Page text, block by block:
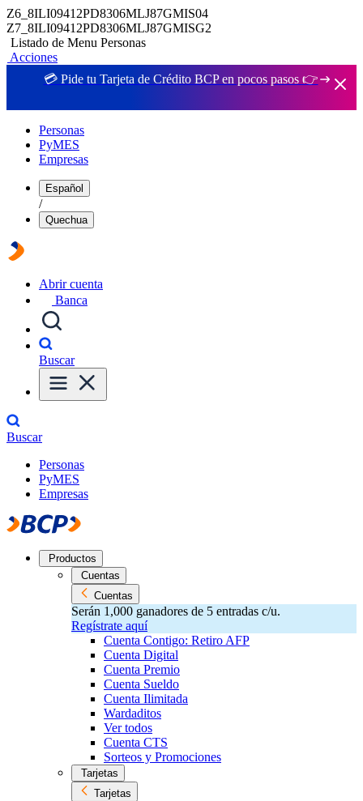
Z6_8ILI09412PD8306MLJ87GMIS04
Z7_8ILI09412PD8306MLJ87GMISG2
Listado de Menu Personas
Acciones
💳 Pide tu Tarjeta de Crédito BCP en pocos pasos 👉
Personas
PyMES
Empresas
Español
/
Quechua
Abrir cuenta
Banca
Buscar
Buscar
Personas
PyMES
Empresas
Productos
Cuentas
Cuentas
Serán 1,000 ganadores de 5 entradas c/u.
Regístrate aquí
Cuenta Contigo: Retiro AFP
Cuenta Digital
Cuenta Premio
Cuenta Sueldo
Cuenta Ilimitada
Wardaditos
Ver todos
Cuenta CTS
Sorteos y Promociones
Tarjetas
Tarjetas